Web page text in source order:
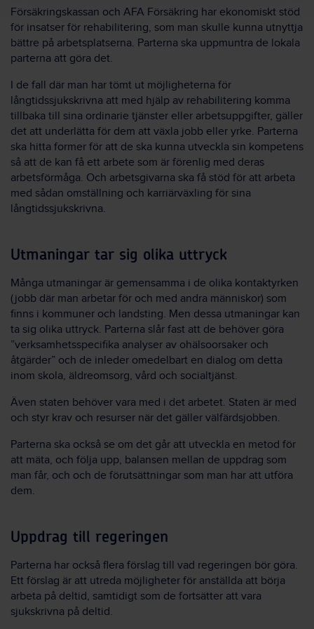
Försäkringskassan och AFA Försäkring har ekonomiskt stöd
för insatser för rehabilitering, som man skulle kunna utnyttja
bättre på arbetsplatserna. Parterna ska uppmuntra de lokala
parterna att göra det.
I de fall där man har tömt ut möjligheterna för
långtidssjukskrivna att med hjälp av rehabilitering komma
tillbaka till sina ordinarie tjänster eller arbetsuppgifter, gäller
det att underlätta för dem att växla jobb eller yrke. Parterna
ska hitta former för att de ska kunna utveckla sin kompetens
så att de kan få ett arbete som är förenlig med deras
arbetsförmåga. Och arbetsgivarna ska få stöd för att arbeta
med sådan omställning och karriärväxling för sina
långtidssjukskrivna.
Utmaningar tar sig olika uttryck
Många utmaningar är gemensamma i de olika kontaktyrken
(jobb där man arbetar för och med andra människor) som
finns i kommuner och landsting. Men dessa utmaningar kan
ta sig olika uttryck. Parterna slår fast att de behöver göra
”verksamhetsspecifika analyser av ohälsoorsaker och
åtgärder” och de inleder omedelbart en dialog om detta
inom skola, äldreomsorg, vård och socialtjänst.
Även staten behöver vara med i det arbetet. Staten är med
och styr krav och resurser när det gäller välfärdsjobben.
Parterna ska också se om det går att utveckla en metod för
att mäta, och följa upp, balansen mellan de uppdrag som
man får, och och de förutsättningar som man har att utföra
dem.
Uppdrag till regeringen
Parterna har också flera förslag till vad regeringen bör göra.
Ett förslag är att utreda möjligheter för anställda att börja
arbeta på deltid, samtidigt som de fortsätter att vara
sjukskrivna på deltid.